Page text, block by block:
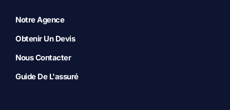
Notre Agence
Obtenir Un Devis
Nous Contacter
Guide De L'assuré